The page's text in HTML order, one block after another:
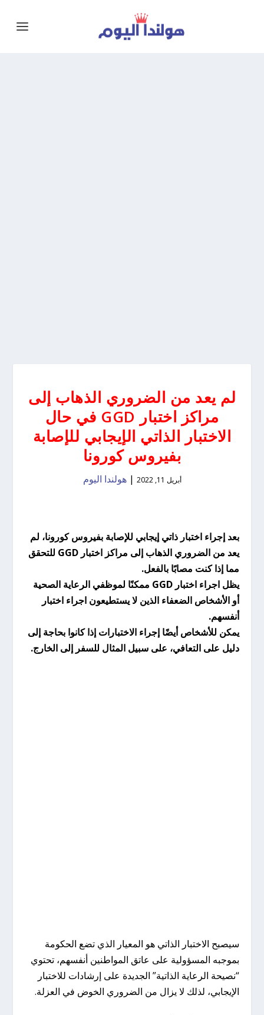
لم يعد من الضروري الذهاب إلى
مراكز اختبار GGD في حال
الاختبار الذاتي الإيجابي للإصابة
بفيروس كورونا
أبريل 11, 2022 |هولندا اليوم
بعد إجراء اختبار ذاتي إيجابي للإصابة بفيروس كورونا، لم
يعد من الضروري الذهاب إلى مراكز اختبار GGD للتحقق
مما إذا كنت مصابًا بالفعل.
يظل اجراء اختبار GGD ممكنًا لموظفي الرعاية الصحية
أو الأشخاص الضعفاء الذين لا يستطيعون اجراء اختبار
أنفسهم.
يمكن للأشخاص أيضًا إجراء الاختبارات إذا كانوا بحاجة إلى
دليل على التعافي، على سبيل المثال للسفر إلى الخارج.
سيصبح الاختبار الذاتي هو المعيار الذي تضع الحكومة
بموجبه المسؤولية على عاتق المواطنين أنفسهم، تحتوي
“نصيحة الرعاية الذاتية” الجديدة على إرشادات للاختبار
الإيجابي، لذلك لا يزال من الضروري الخوض في العزلة.